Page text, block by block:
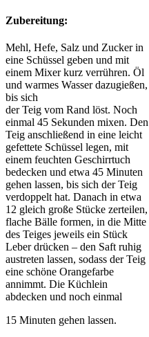
Zubereitung:
Mehl, Hefe, Salz und Zucker in
eine Schüssel geben und mit
einem Mixer kurz verrühren. Öl
und warmes Wasser dazugießen,
bis sich
der Teig vom Rand löst. Noch
einmal 45 Sekunden mixen. Den
Teig anschließend in eine leicht
gefettete Schüssel legen, mit
einem feuchten Geschirrtuch
bedecken und etwa 45 Minuten
gehen lassen, bis sich der Teig
verdoppelt hat. Danach in etwa
12 gleich große Stücke zerteilen,
flache Bälle formen, in die Mitte
des Teiges jeweils ein Stück
Leber drücken – den Saft ruhig
austreten lassen, sodass der Teig
eine schöne Orangefarbe
annimmt. Die Küchlein
abdecken und noch einmal
15 Minuten gehen lassen.